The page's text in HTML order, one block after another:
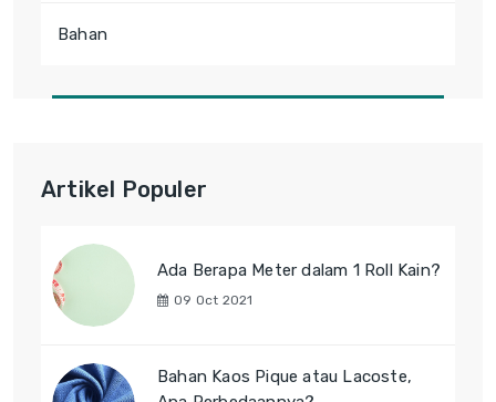
Bahan
Artikel Populer
Ada Berapa Meter dalam 1 Roll Kain?
09 Oct 2021
Bahan Kaos Pique atau Lacoste,